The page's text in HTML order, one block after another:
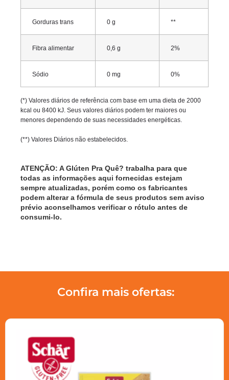
Gorduras trans 0 g **
Fibra alimentar 0,6 g 2%
Sódio 0 mg 0%
(*) Valores diários de referência com base em uma dieta de 2000
kcal ou 8400 kJ. Seus valores diários podem ter maiores ou
menores dependendo de suas necessidades energéticas.
(**) Valores Diários não estabelecidos.
ATENÇÃO: A Glúten Pra Quê? trabalha para que
todas as informações aqui fornecidas estejam
sempre atualizadas, porém como os fabricantes
podem alterar a fórmula de seus produtos sem aviso
prévio aconselhamos verificar o rótulo antes de
consumi-lo.
Confira mais ofertas: